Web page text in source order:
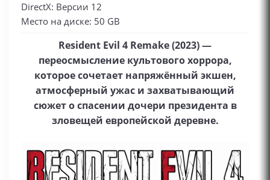
DirectX: Версии 12
Место на диске: 50 GB
Resident Evil 4 Remake (2023) —
переосмысление культового хоррора,
которое сочетает напряжённый экшен,
атмосферный ужас и захватывающий
сюжет о спасении дочери президента в
зловещей европейской деревне.